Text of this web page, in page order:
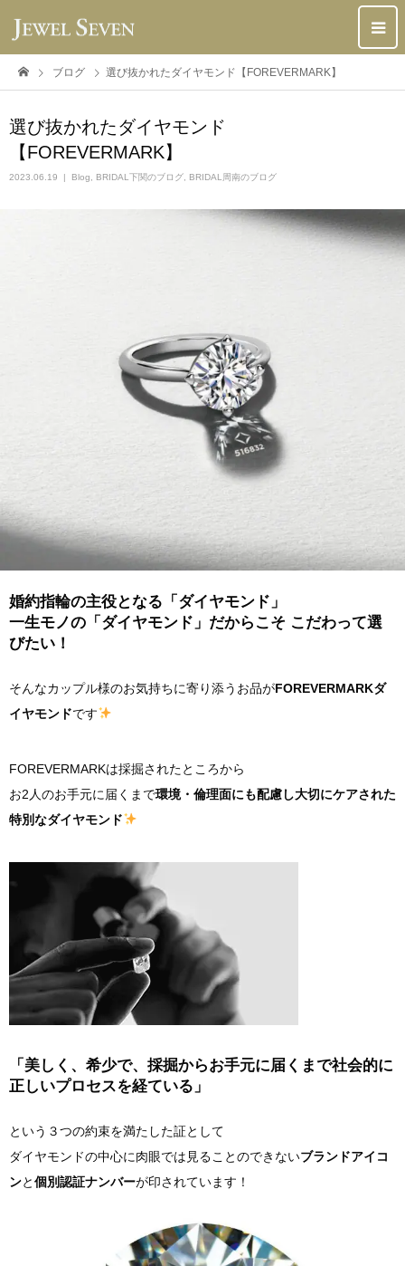
ブログ 選び抜かれたダイヤモンド【FOREVERMARK】
選び抜かれたダイヤモンド
【FOREVERMARK】
2023.06.19 Blog BRIDAL下関のブログ BRIDAL周南のブログ
婚約指輪の主役となる「ダイヤモンド」
一生モノの「ダイヤモンド」だからこそ こだわって選
びたい！
そんなカップル様のお気持ちに寄り添うお品がFOREVERMARKダ
イヤモンドです
FOREVERMARKは採掘されたところから
お2人のお手元に届くまで環境・倫理面にも配慮し大切にケアされた
特別なダイヤモンド
「美しく、希少で、採掘からお手元に届くまで社会的に
正しいプロセスを経ている」
という３つの約束を満たした証として
ダイヤモンドの中心に肉眼では見ることのできないブランドアイコ
ンと個別認証ナンバーが印されています！